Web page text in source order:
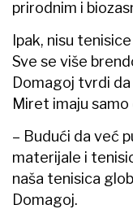
prirodnim i
Ipak, nisu
Sve se više
Domagoj tvrdi
Miret imaju
– Budući da već
materijale i
naša tenisica
Domagoj.